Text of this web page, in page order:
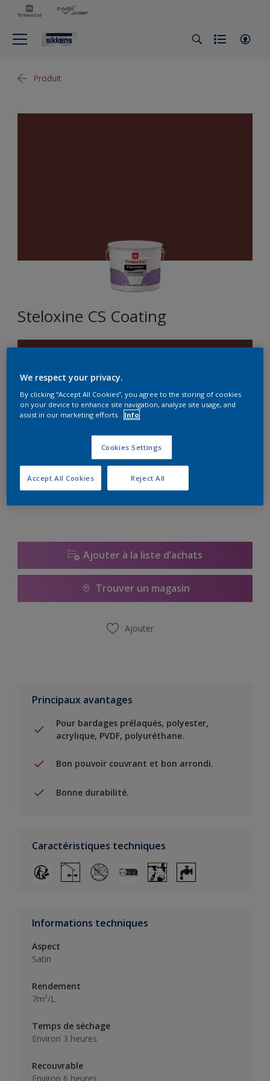
Produit
Steloxine CS Coating
Format
10L
Ajouter à la liste d’achats
Trouver un magasin
Ajouter
Principaux avantages
Pour bardages prélaqués, polyester,
acrylique, PVDF, polyuréthane.
Bon pouvoir couvrant et bon arrondi.
Bonne durabilité.
Caractéristiques techniques
Informations techniques
Aspect
Satin
Rendement
7m²/L
Temps de séchage
Environ 3 heures
Recouvrable
Environ 6 heures
We respect your privacy.
By clicking “Accept All Cookies”, you agree to the storing of cookies
on your device to enhance site navigation, analyze site usage, and
assist in our marketing efforts.
Info
Cookies Settings
Reject All
Accept All Cookies